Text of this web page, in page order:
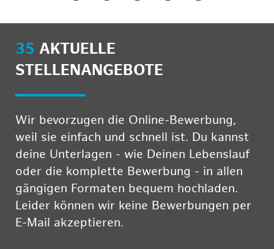
35 AKTUELLE
STELLENANGEBOTE
Wir bevorzugen die Online-Bewerbung,
weil sie einfach und schnell ist. Du kannst
deine Unterlagen - wie Deinen Lebenslauf
oder die komplette Bewerbung - in allen
gängigen Formaten bequem hochladen.
Leider können wir keine Bewerbungen per
E-Mail akzeptieren.